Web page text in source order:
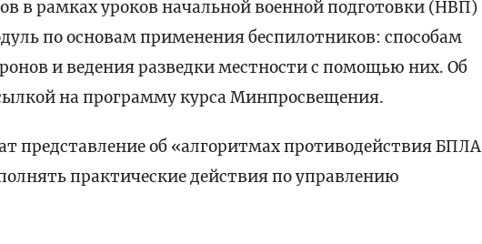
в рамках уроков начальной военной подготовки (НВП)
по основам применения беспилотников: способам
и ведения разведки местности с помощью них. Об
на программу курса Минпросвещения.
представление об «алгоритмах противодействия БПЛА
практические действия по управлению